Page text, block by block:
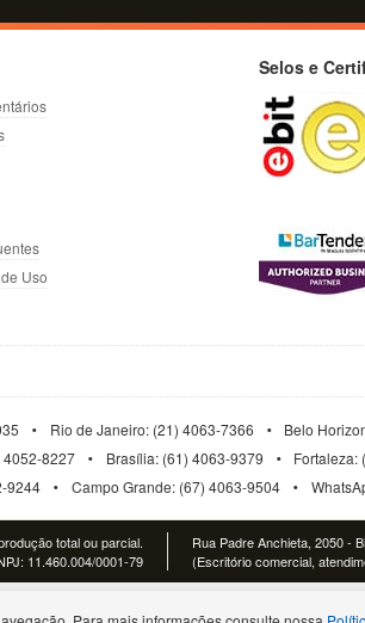
Uso
Selos e
Rio de Janeiro: (21) 4063-7366 Belo
4052-8227 Brasília: (61) 4063-9379 Fortaleza:
9244
Campo Grande: (67) 4063-9504
total ou parcial.
11.460.004/0001-79
Rua Padre Anchieta, 2050 -
(Escritório comercial,